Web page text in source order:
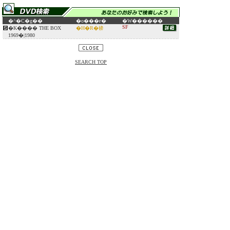
�^�C�g�� �o���ғ�
�W������
�K���� THE BOX
1969�|1980
�H�R�݂䂫 SF
SEARCH TOP